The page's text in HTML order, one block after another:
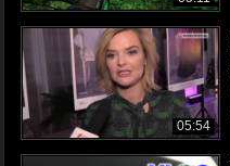
05:54